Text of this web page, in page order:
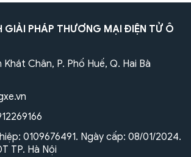
GIẢI PHÁP THƯƠNG MẠI ĐIỆN TỬ Ô
Chân, P. Phố Huế, Q. Hai Bà
0109676491. Ngày cấp: 08/01/2024.
TP. Hà Nội